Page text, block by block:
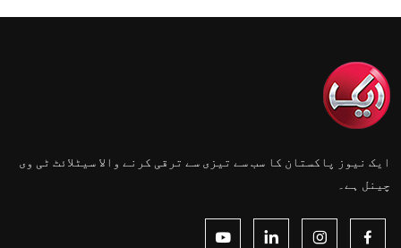
ایک نیوز پاکستان کا سب سے تیزی سے ترقی کرنے والا سیٹلائٹ ٹی وی
چینل ہے۔